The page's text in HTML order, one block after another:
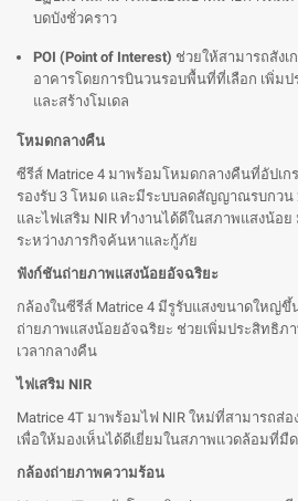
บดบังชั่วคราว
POI (Point of Interest) ช่วยให้สามารถสังเ
อาคารโดยการบินวนรอบพื้นที่ที่เลือก เพิ่ม
และสร้างโมเดล
โหมดกลางคืน
ซีรีส์ Matrice 4 มาพร้อมโหมดกลางคืนที่อัปเก
รองรับ 3 โหมด และมีระบบลดสัญญาณรบกวน
และไฟเสริม NIR ทำงานได้ดีในสภาพแสงน้อ
ระหว่างภารกิจค้นหาและกู้ภัย
ฟังก์ชันถ่ายภาพแสงน้อยอัจฉริยะ
กล้องในซีรีส์ Matrice 4 มีรูรับแสงขนาดใหญ่
ถ่ายภาพแสงน้อยอัจฉริยะ ช่วยเพิ่มประสิทธิภ
เวลากลางคืน
ไฟเสริม NIR
Matrice 4T มาพร้อมไฟ NIR ใหม่ที่สามารถส่อ
เพื่อให้มองเห็นได้ดีเยี่ยมในสภาพแวดล้อมที่มืด
กล้องถ่ายภาพความร้อน